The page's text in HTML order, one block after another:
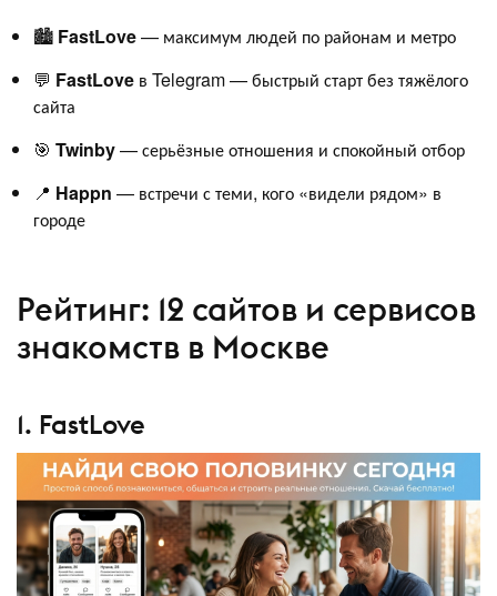
🏙️ FastLove— максимум людей по районам и метро
💬 FastLove в Telegram — быстрый старт без тяжёлого
сайта
🎯 Twinby— серьёзные отношения и спокойный отбор
📍 Happn — встречи с теми, кого «видели рядом» в
городе
Рейтинг: 12 сайтов и сервисов
знакомств в Москве
1. FastLove